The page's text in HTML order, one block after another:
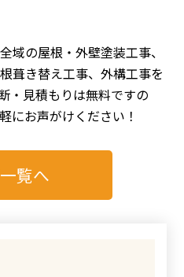
域の屋根・外壁塗装工事、
葺き替え工事、外構工事を
・見積もりは無料ですの
にお声がけください！
覧へ